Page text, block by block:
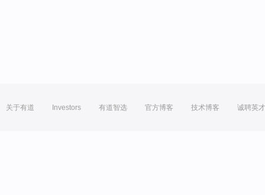
关于有道 Investors 有道智选 官方博客 技术博客 诚聘英才